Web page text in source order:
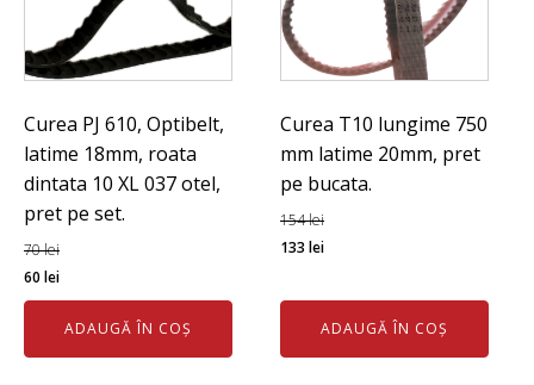
Curea PJ 610, Optibelt,
latime 18mm, roata
dintata 10 XL 037 otel,
pret pe set.
70lei
Prețul
inițial
fost:
60 leiPrețul
curent
este:
60 lei.
ADAUGĂ ÎN COȘ
Curea T10 lungime 750
mm latime 20mm, pret
pe bucata.
154lei
Prețul
a
fost:
154 lei.
133leiPrețul
este:
133 lei.
ADAUGĂ ÎN COȘ